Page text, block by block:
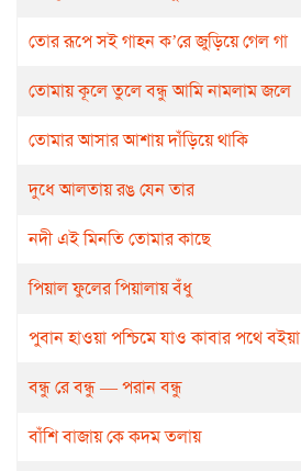
তোর রূপে সই গাহন ক’রে জুড়িয়ে গেল গা
তোমায় কূলে তুলে বন্ধু আমি নামলাম জলে
তোমার আসার আশায় দাঁড়িয়ে থাকি
দুধে আলতায় রঙ যেন তার
নদী এই মিনতি তোমার কাছে
পিয়াল ফুলের পিয়ালায় বঁধু
পুবান হাওয়া পশ্চিমে যাও কাবার পথে বইয়া
বন্ধু রে বন্ধু — পরান বন্ধু
বাঁশি বাজায় কে কদম তলায়